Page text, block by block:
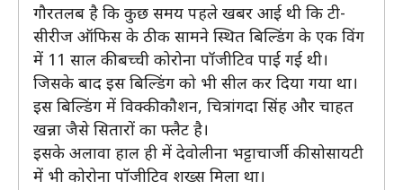
गौरतलब है कि कुछ समय पहले खबर आई थी कि टी-
सीरीज ऑफिस के ठीक सामने स्थित बिल्डिंग के एक विंग
में 11 साल की बच्ची कोरोना पॉजीटिव पाई गई थी।
जिसके बाद इस बिल्डिंग को भी सील कर दिया गया था।
इस बिल्डिंग में विक्की कौशन, चित्रांगदा सिंह और चाहत
खन्ना जैसे सितारों का फ्लैट है।
इसके अलावा हाल ही में देवोलीना भट्टाचार्जी की सोसायटी
में भी कोरोना पॉजीटिव शख्स मिला था।